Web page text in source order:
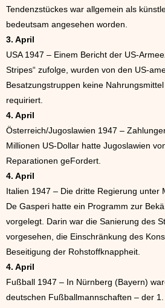
Tendenzstückes war allgemein als
bedeutsam angesehen worden.
3. April
USA 1947 – Einem Bericht der US-
Stripes“ zufolge, wurden von den US-
Besatzungstruppen keine
requiriert.
4. April
Österreich/Jugoslawien 1947 –
Millionen US-Dollar hatte Jugoslawien
Reparationen geFordert.
4. April
Italien 1947 – Die dritte Regierung unter
De Gasperi hatte ein Programm zur
vorgelegt. Darin war die Sanierung des
vorgesehen, die Einschränkung des
Beseitigung der Rohstoffknappheit.
4. April
Fußball 1947 – In Nürnberg (Bayern)
deutschen Fußballmannschaften – der